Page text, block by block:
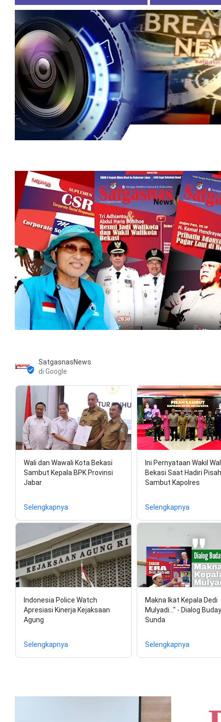
SatgasnasNews
di Google
Wali dan Wawali Kota Bekasi
Sambut Kepala BPK Provinsi
Jabar
Selengkapnya
Ini Pernyataan Wakil
Bekasi Saat Hadiri Pisah
Sambut Kapolres
Selengkapnya
Indonesia Police Watch
Apresiasi Kinerja Kejaksaan
Agung
Selengkapnya
Makna Ikat Kepala Dedi
Mulyadi..." - Dialog
Sunda
Selengkapnya